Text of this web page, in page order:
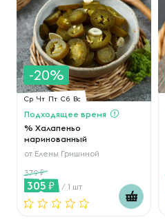
-20%
Ср Чт Пт Сб Вс
Подходящее время
% Халапеньо
маринованный
от Елены Гришиной
379
305 / 1 шт